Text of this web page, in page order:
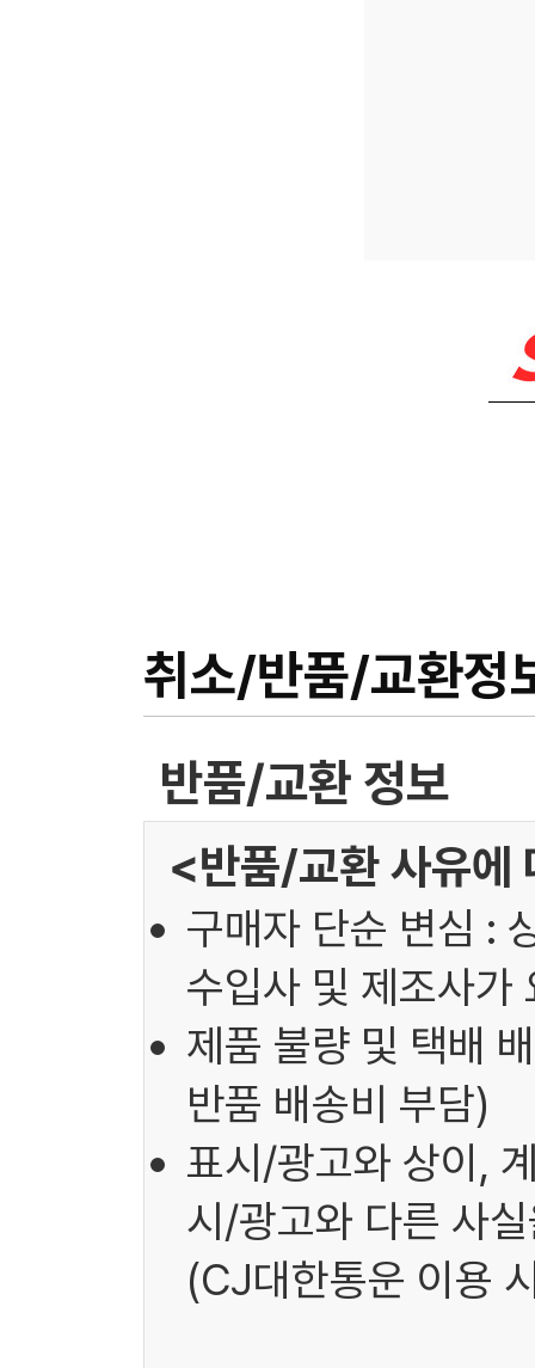
취소/반품/교환정
반품/교환 정보
<반품/교환 사유에
구매자 단순 변심 :
수입사 및 제조사가
제품 불량 및 택배
반품 배송비 부담)
표시/광고와 상이,
시/광고와 다른 사
(CJ대한통운 이용